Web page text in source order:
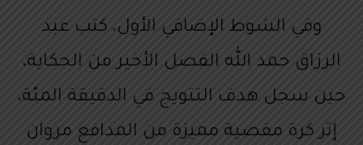
وفي الشوط الإضافي الأول، كتب عبد
الرزاق حمد الله الفصل الأخير من الحكاية،
حين سجل هدف التتويج في الدقيقة المئة،
إثر كرة مقصية مميزة من المدافع مروان